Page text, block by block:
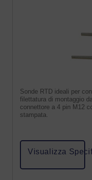
Sonde RTD ideali per
filettatura di montaggio
connettore a 4 pin M12
stampata.
Visualizza